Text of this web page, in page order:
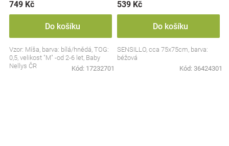
749 Kč
Do košíku
Vzor: Míša, barva: bílá/hnědá, TOG:
0,5, velikost "M" -od 2-6 let, Baby
Nellys ČR
Kód: 17232701
539 Kč
Do košíku
SENSILLO, cca 75x75cm, barva:
béžová
Kód: 36424301